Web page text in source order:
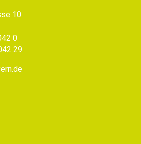
10
0
29